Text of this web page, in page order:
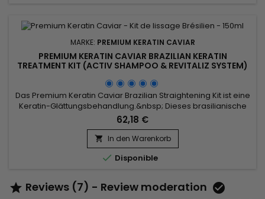
MARKE: PREMIUM KERATIN CAVIAR
PREMIUM KERATIN CAVIAR BRAZILIAN KERATIN
TREATMENT KIT (ACTIV SHAMPOO & REVITALIZ SYSTEM)
Das Premium Keratin Caviar Brazilian Straightening Kit ist eine
Keratin-Glättungsbehandlung.&nbsp; Dieses brasilianische
Glätteisen wurde für strapaziertes, trockenes Haar entwickelt
und ist auch perfekt für Haartypen.&nbsp; Reich an Keratin
stärkt, umhüllt und repariert es geschädigtes und
geschwächtes Haar.&nbsp; Premium Keratin Caviar verleiht...
62,18 €
 In den Warenkorb
 Disponible
 Reviews (7) - Review moderation 